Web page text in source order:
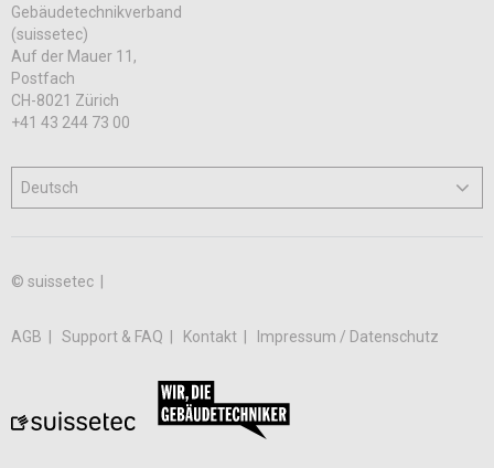
Gebäudetechnikverband
(suissetec)
Auf der Mauer 11,
Postfach
CH-8021 Zürich
+41 43 244 73 00
© suissetec |
AGB Support & FAQ Kontakt Impressum / Datenschutz